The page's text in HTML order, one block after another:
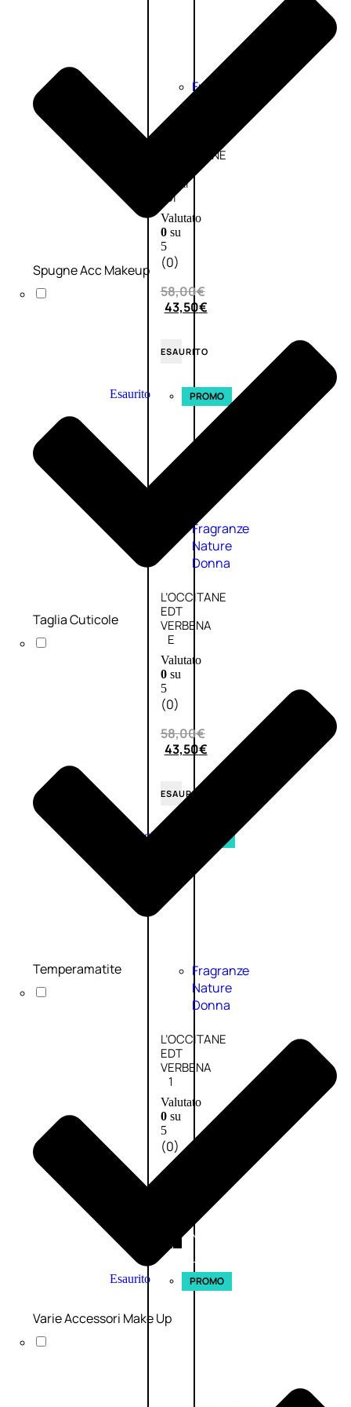
Fragranze
L’OCCITANE
FIORI
DI
Valutato
0su
5
(0)
58,00€
43,50€
ESAURITO
Esaurito PROMO
Fragranze
Nature
Donna
L’OCCITANE
EDT
VERBENA
E
Valutato
0su
5
(0)
58,00€
43,50€
ESAURITO
Aggiungi
PROMO
Fragranze
Nature
Donna
L’OCCITANE
EDT
VERBENA
1
Valutato
0su
5
(0)
56,00
AGGIUNGI
AL
CARRELLO
Esaurito PROMO
Spugne Acc Makeup
Taglia Cuticole
Temperamatite
Varie Accessori Make Up